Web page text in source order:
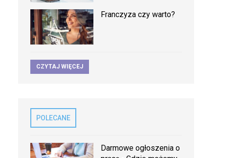
Franczyza czy warto?
CZYTAJ WIĘCEJ
POLECANE
Darmowe ogłoszenia o